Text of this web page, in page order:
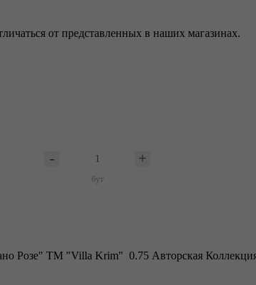
от представленных в наших магазинах.
бут
Розе" ТМ "Villa Krim" 0.75 Авторская